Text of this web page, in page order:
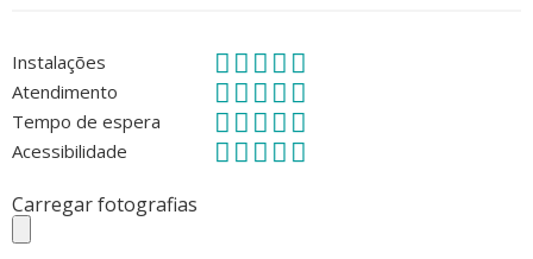
Instalações
Atendimento
Tempo de espera
Acessibilidade
Carregar fotografias